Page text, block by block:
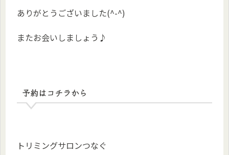
ありがとうございました(^-^)
またお会いしましょう♪
予約はコチラから
トリミングサロンつなぐ